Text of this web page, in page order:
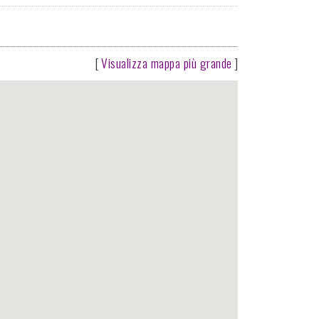
[Visualizza mappa più grande ]